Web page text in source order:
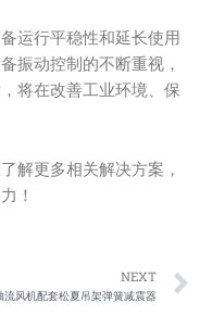
运行平稳性和延长使用
振动控制的不断重视，
将在改善工业环境、保
解更多相关解决方案，
！
NEXT
流风机配套松夏吊架弹簧减震器